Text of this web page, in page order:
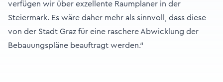
verfügen wir über exzellente Raumplaner in der
Steiermark. Es wäre daher mehr als sinnvoll, dass diese
von der Stadt Graz für eine raschere Abwicklung der
Bebauungspläne beauftragt werden.“